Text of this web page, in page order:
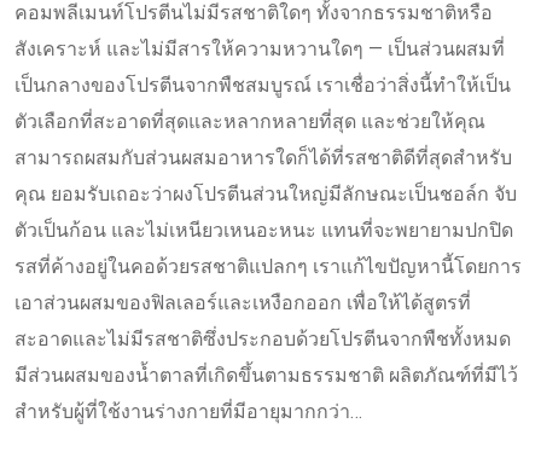
คอมพลีเมนท์โปรตีนไม่มีรสชาติใดๆ ทั้งจากธรรมชาติหรือ
สังเคราะห์ และไม่มีสารให้ความหวานใดๆ — เป็นส่วนผสมที่
เป็นกลางของโปรตีนจากพืชสมบูรณ์ เราเชื่อว่าสิ่งนี้ทำให้เป็น
ตัวเลือกที่สะอาดที่สุดและหลากหลายที่สุด และช่วยให้คุณ
สามารถผสมกับส่วนผสมอาหารใดก็ได้ที่รสชาติดีที่สุดสำหรับ
คุณ ยอมรับเถอะว่าผงโปรตีนส่วนใหญ่มีลักษณะเป็นชอล์ก จับ
ตัวเป็นก้อน และไม่เหนียวเหนอะหนะ แทนที่จะพยายามปกปิด
รสที่ค้างอยู่ในคอด้วยรสชาติแปลกๆ เราแก้ไขปัญหานี้โดยการ
เอาส่วนผสมของฟิลเลอร์และเหงือกออก เพื่อให้ได้สูตรที่
สะอาดและไม่มีรสชาติซึ่งประกอบด้วยโปรตีนจากพืชทั้งหมด
มีส่วนผสมของน้ำตาลที่เกิดขึ้นตามธรรมชาติ ผลิตภัณฑ์ที่มีไว้
สำหรับผู้ที่ใช้งานร่างกายที่มีอายุมากกว่า…